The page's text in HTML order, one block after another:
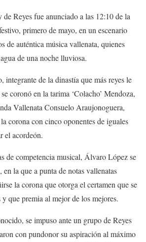
Reyes fue anunciado a las 12:10 de la
primero de mayo, en un escenario
de auténtica música vallenata, quienes
de una noche lluviosa.
de la dinastía que más reyes le
coronó en la tarima ‘Colacho’ Mendoza,
Vallenata Consuelo Araujonoguera,
corona con cinco oponentes de iguales
el acordeón.
de competencia musical, Álvaro López se
la que a punta de notas vallenatas
la corona que otorga el certamen que se
que premia al mejor de los mejores.
se impuso ante un grupo de Reyes
con pundonor su aspiración al máximo